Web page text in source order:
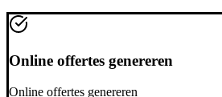
Online offertes genereren
Online offertes genereren